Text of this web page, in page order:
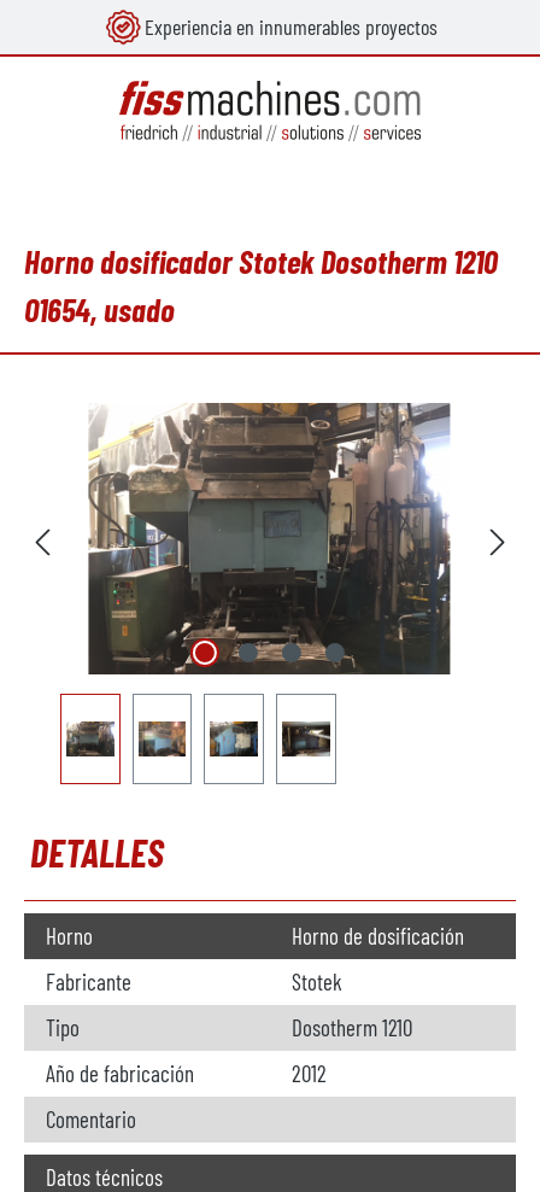
principal Experiencia en innumerables proyectos
Horno dosificador Stotek Dosotherm 1210
O1654, usado
Omitir galería de imágenes
DETALLES
Horno
Horno de dosificación
Fabricante
Stotek
Tipo
Dosotherm 1210
Año de fabricación
2012
Comentario
Datos técnicos